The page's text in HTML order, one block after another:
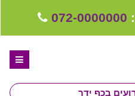
072-0000000
בכף ידך